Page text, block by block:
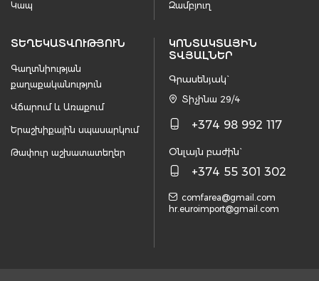
Կապ Զամբյուղ
ՏԵՂԵԿԱՏՎՈՒԹՅՈՒՆ
Գաղտնիության
քաղաքականություն
Վճարում և Առաքում
Երաշխիքային սպասարկում
Թափուր աշխատատեղեր
ԿՈՆՏԱԿՏԱՅԻՆ
ՏՎՅԱԼՆԵՐ
Գրասենյակ`
Տիչինա 29/4
+374 98 992 117
Օնլայն բաժին`
+374 55 301 302
comfarea@gmail.com
hr.euroimport@gmail.com